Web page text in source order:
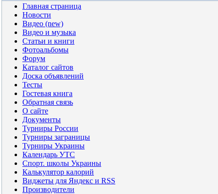
Главная страница
Новости
Видео (new)
Видео и музыка
Статьи и книги
Фотоальбомы
Форум
Каталог сайтов
Доска объявлений
Тесты
Гостевая книга
Обратная связь
О сайте
Документы
Турниры России
Турниры заграницы
Турниры Украины
Календарь УТС
Спорт. школы Украины
Калькулятор калорий
Виджеты для Яндекс и RSS
Производители